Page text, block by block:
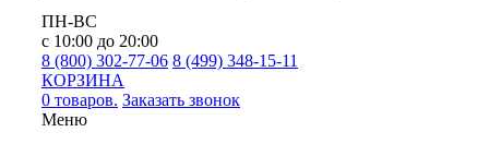
ПН-ВС
с 10:00 до 20:00
8 (800) 302-77-06 8 (499) 348-15-11
КОРЗИНА
0 товаров. Заказать звонок
Меню